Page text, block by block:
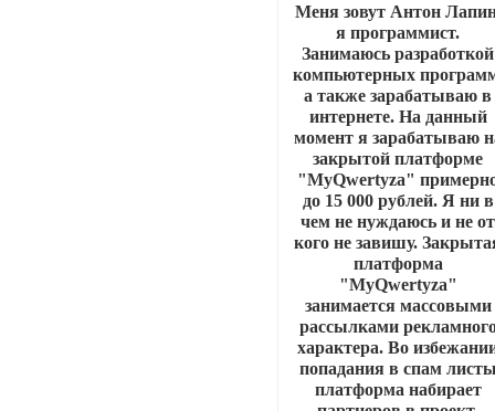
Меня зовут Антон
я программист.
Занимаюсь разработкой
компьютерных
а также зарабатываю в
интернете. На данный
момент я зарабатываю
закрытой платформе
"MyQwertyza"
до 15 000 рублей. Я ни в
чем не нуждаюсь и не от
кого не завишу.
платформа
"MyQwertyza"
занимается массовыми
рассылками
характера. Во
попадания в спам
платформа набирает